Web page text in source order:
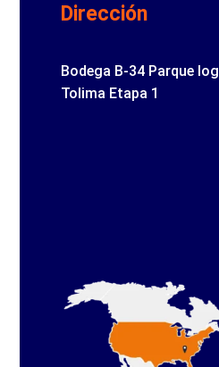
Dirección
Bodega B-34 Parque
Tolima Etapa 1